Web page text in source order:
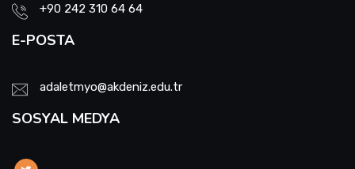
+90 242 310 64 64
E-POSTA
adaletmyo@akdeniz.edu.tr
SOSYAL MEDYA